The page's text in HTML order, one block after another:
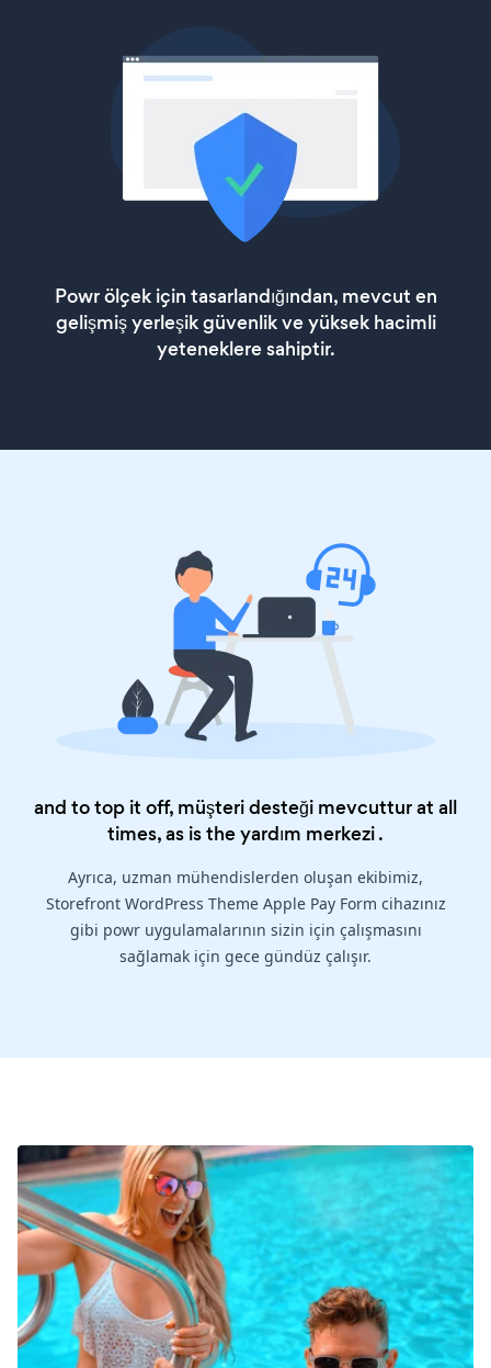
Powr ölçek için tasarlandığından, mevcut en
gelişmiş yerleşik güvenlik ve yüksek hacimli
yeteneklere sahiptir.
and to top it off, müşteri desteği mevcuttur at all
times, as is theyardım merkezi.
Ayrıca, uzman mühendislerden oluşan ekibimiz,
Storefront WordPress Theme Apple Pay Form cihazınız
gibi powr uygulamalarının sizin için çalışmasını
sağlamak için gece gündüz çalışır.